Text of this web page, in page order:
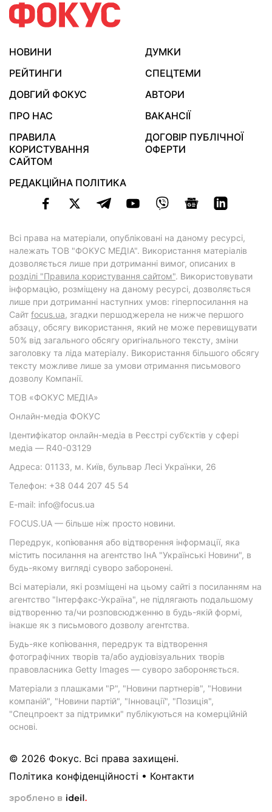
НОВИНИ
ДУМКИ
РЕЙТИНГИ
СПЕЦТЕМИ
ДОВГИЙ ФОКУС
АВТОРИ
ПРО НАС
ВАКАНСІЇ
ПРАВИЛА
КОРИСТУВАННЯ
САЙТОМ
ДОГОВІР ПУБЛІЧНОЇ
ОФЕРТИ
РЕДАКЦІЙНА ПОЛІТИКА
Всі права на матеріали, опубліковані на даному ресурсі,
належать ТОВ "ФОКУС МЕДІА". Використання матеріалів
дозволяється лише при дотриманні вимог, описаних в
розділі "Правила користування сайтом". Використовувати
інформацію, розміщену на даному ресурсі, дозволяється
лише при дотриманні наступних умов: гіперпосилання на
Cайт focus.ua, згадки першоджерела не нижче першого
абзацу, обсягу використання, який не може перевищувати
50% від загального обсягу оригінального тексту, зміни
заголовку та ліда матеріалу. Використання більшого обсягу
тексту можливе лише за умови отримання письмового
дозволу Компанії.
ТОВ «ФОКУС МЕДІА»
Онлайн-медіа ФОКУС
Ідентифікатор онлайн-медіа в Реєстрі суб’єктів у сфері
медіа — R40-03129
Адреса: 01133, м. Київ, бульвар Лесі Українки, 26
Телефон: +38 044 207 45 54
E-mail: info@focus.ua
FOCUS.UA — більше ніж просто новини.
Передрук, копіювання або відтворення інформації, яка
містить посилання на агентство ІнА "Українські Новини", в
будь-якому вигляді суворо заборонені.
Всі матеріали, які розміщені на цьому сайті з посиланням на
агентство "Інтерфакс-Україна", не підлягають подальшому
відтворенню та/чи розповсюдженню в будь-якій формі,
інакше як з письмового дозволу агентства.
Будь-яке копіювання, передрук та відтворення
фотографічних творів та/або аудіовізуальних творів
правовласника Getty Images — суворо забороняється.
Матеріали з плашками "Р", "Новини партнерів", "Новини
компаній", "Новини партій", "Інновації", "Позиція",
"Спецпроект за підтримки" публікуються на комерційній
основі.
© 2026 Фокус. Всі права захищені.
Політика конфіденційності • Контакти